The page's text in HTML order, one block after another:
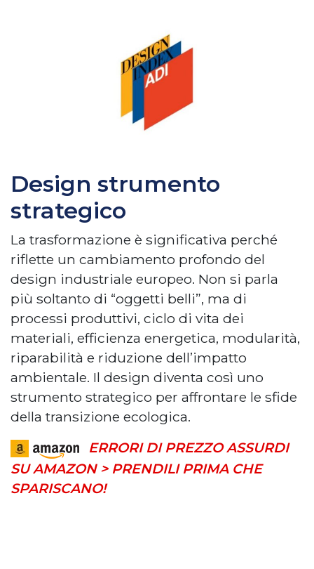
Design strumento
strategico
La trasformazione è significativa perché
riflette un cambiamento profondo del
design industriale europeo. Non si parla
più soltanto di “oggetti belli”, ma di
processi produttivi, ciclo di vita dei
materiali, efficienza energetica, modularità,
riparabilità e riduzione dell’impatto
ambientale. Il design diventa così uno
strumento strategico per affrontare le sfide
della transizione ecologica.
ERRORI DI PREZZO ASSURDI
SU AMAZON > PRENDILI PRIMA CHE
SPARISCANO!